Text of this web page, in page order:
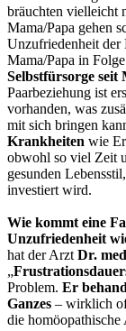
bräuchten vielleicht
Mama/Papa gehen
Unzufriedenheit
Mama/Papa in
Selbstfürsorge seit
Paarbeziehung ist
vorhanden, was
mit sich bringen
Krankheiten wie
obwohl so viel Zeit
gesunden
investiert wird.
Wie kommt eine
Unzufriedenheit
hat der Arzt Dr.
„
Problem. Er
Ganzes – wirklich
die homöopathische